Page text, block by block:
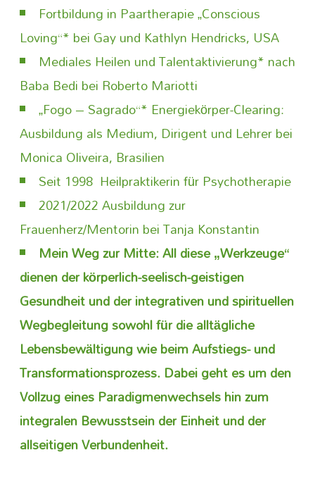
Fortbildung in Paartherapie „Conscious
Loving“* bei Gay und Kathlyn Hendricks, USA
Mediales Heilen und Talentaktivierung* nach
Baba Bedi bei Roberto Mariotti
„Fogo – Sagrado“* Energiekörper-Clearing:
Ausbildung als Medium, Dirigent und Lehrer bei
Monica Oliveira, Brasilien
Seit 1998 Heilpraktikerin für Psychotherapie
2021/2022 Ausbildung zur
Frauenherz/Mentorin bei Tanja Konstantin
Mein Weg zur Mitte: All diese „Werkzeuge“
dienen der körperlich-seelisch-geistigen
Gesundheit und der integrativen und spirituellen
Wegbegleitung sowohl für die alltägliche
Lebensbewältigung wie beim Aufstiegs- und
Transformationsprozess. Dabei geht es um den
Vollzug eines Paradigmenwechsels hin zum
integralen Bewusstsein der Einheit und der
allseitigen Verbundenheit.